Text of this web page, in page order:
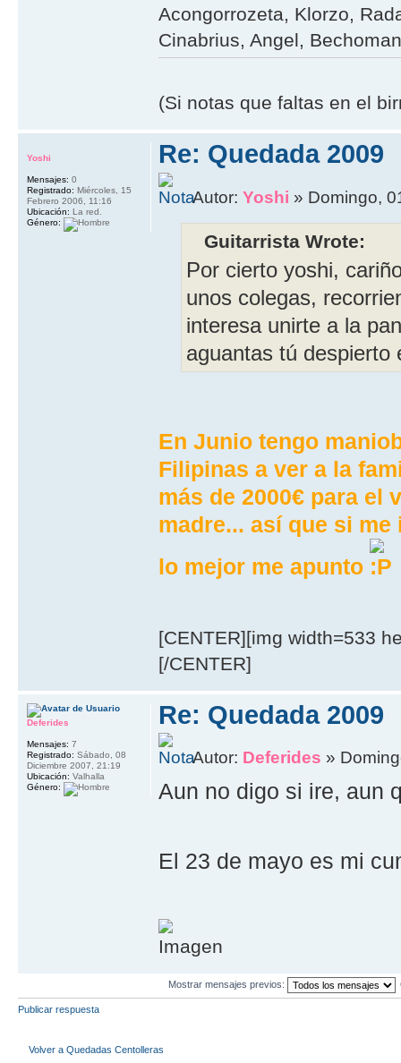
Acongorrozeta, Klorzo,
Cinabrius, Angel,
(Si notas que faltas en el
Re: Quedada 2009
Autor:Yoshi » Domingo,
Guitarrista Wrote:
Por cierto yoshi,
unos colegas,
interesa unirte a la
aguantas tú despierto
En Junio tengo
Filipinas a ver a la
más de 2000€ para el
madre... así que si
lo mejor me apunto
[CENTER][img width=533
[/CENTER]
Yoshi
Mensajes: 0
Registrado: Miércoles, 15
Febrero 2006, 11:16
Ubicación: La red.
Género:
Re: Quedada 2009
Autor: Deferides »
Aun no digo si ire, aun
El 23 de mayo es mi
Deferides
Mensajes: 7
Registrado: Sábado, 08
Diciembre 2007, 21:19
Ubicación: Valhalla
Género:
Mostrar mensajes previos:
Publicar respuesta
Volver a Quedadas Centolleras